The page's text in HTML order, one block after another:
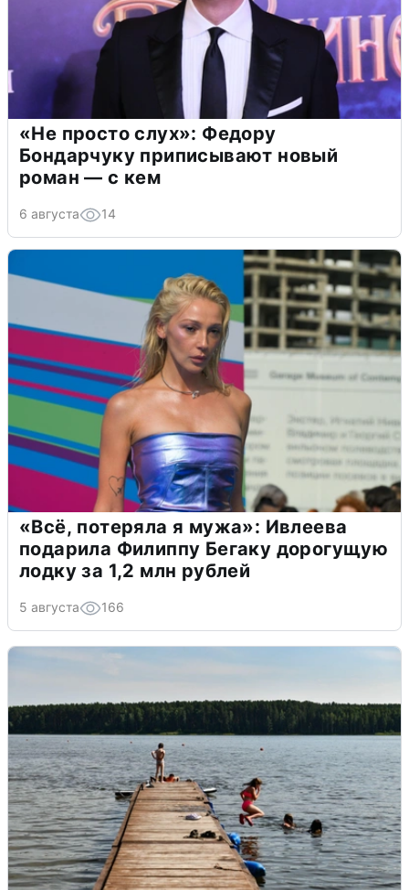
«Не просто слух»: Федору
Бондарчуку приписывают новый
роман — с кем
6 августа 14
«Всё, потеряла я мужа»: Ивлеева
подарила Филиппу Бегаку дорогущую
лодку за 1,2 млн рублей
5 августа 166